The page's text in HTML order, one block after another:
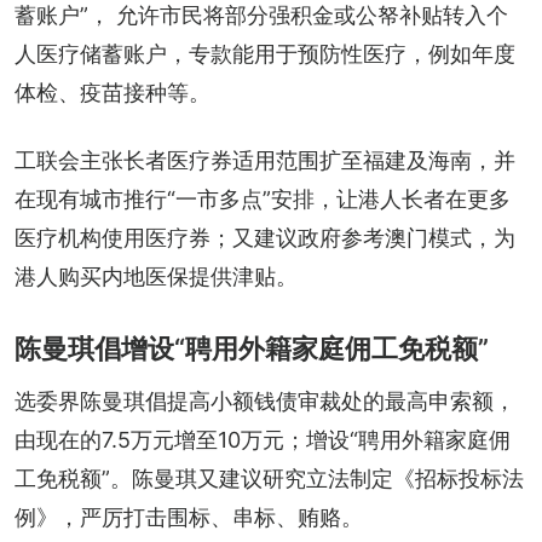
蓄账户”， 允许市民将部分强积金或公帑补贴转入个
人医疗储蓄账户，专款能用于预防性医疗，例如年度
体检、疫苗接种等。
工联会主张长者医疗券适用范围扩至福建及海南，并
在现有城市推行“一市多点”安排，让港人长者在更多
医疗机构使用医疗券；又建议政府参考澳门模式，为
港人购买内地医保提供津贴。
陈曼琪倡增设“聘用外籍家庭佣工免税额”
选委界陈曼琪倡提高小额钱债审裁处的最高申索额，
由现在的7.5万元增至10万元；增设“聘用外籍家庭佣
工免税额”。陈曼琪又建议研究立法制定《招标投标法
例》，严厉打击围标、串标、贿赂。